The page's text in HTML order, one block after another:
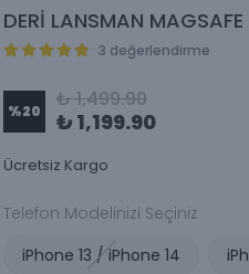
DERİ LANSMAN MAGSAFE
3 değerlendirme
%20 ₺ 1,499.90
₺ 1,199.90
Ücretsiz Kargo
Telefon Modelinizi Seçiniz
iPhone 13 / iPhone 14